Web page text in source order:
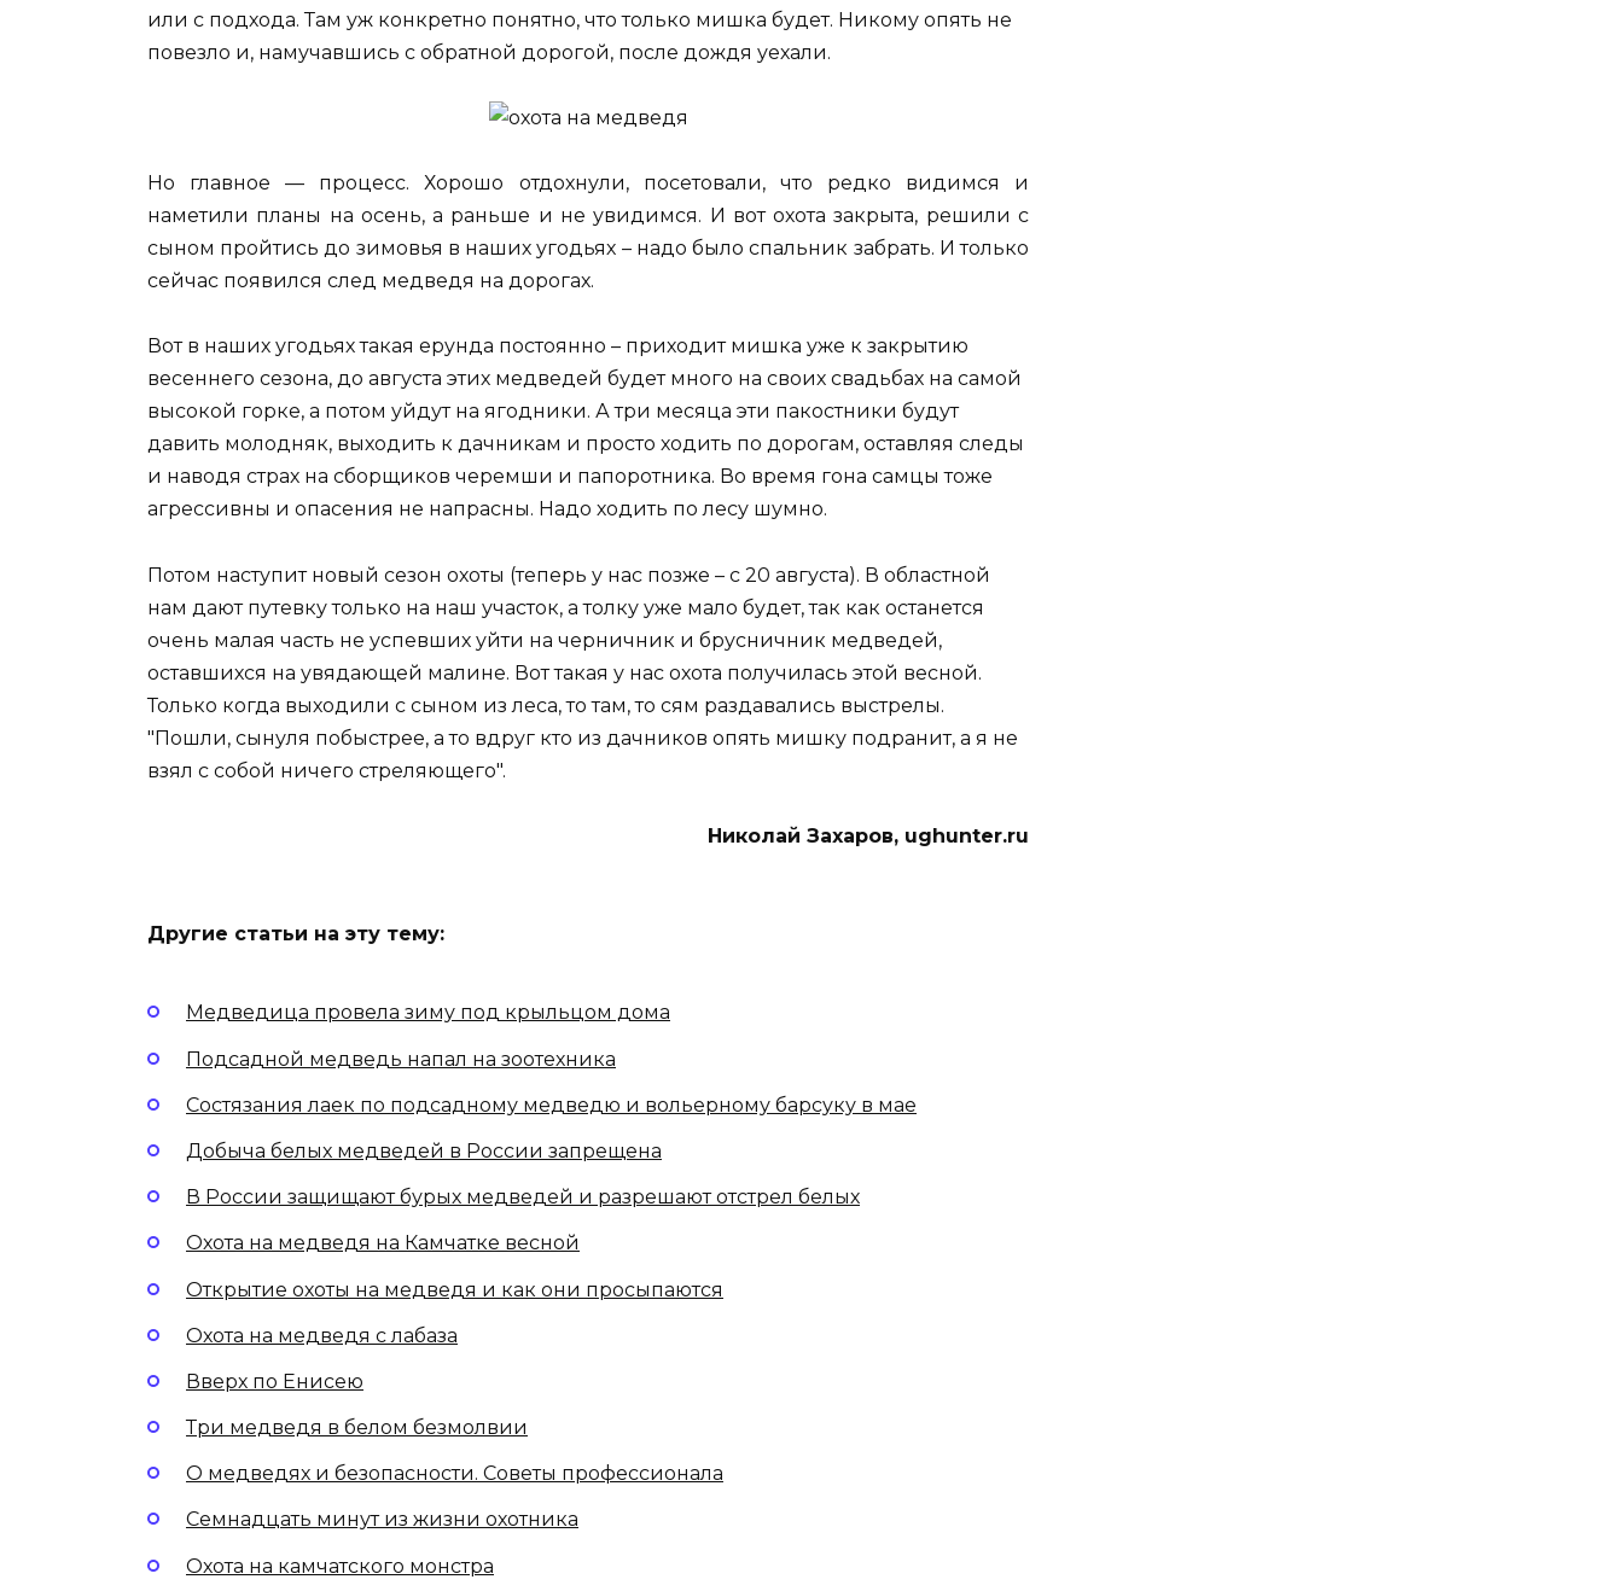
или с подхода. Там уж конкретно понятно, что только мишка будет. Никому опять не
повезло и, намучавшись с обратной дорогой, после дождя уехали.
Но главное — процесс. Хорошо отдохнули, посетовали, что редко видимся и
наметили планы на осень, а раньше и не увидимся. И вот охота закрыта, решили с
сыном пройтись до зимовья в наших угодьях – надо было спальник забрать. И только
сейчас появился след медведя на дорогах.
Вот в наших угодьях такая ерунда постоянно – приходит мишка уже к закрытию
весеннего сезона, до августа этих медведей будет много на своих свадьбах на самой
высокой горке, а потом уйдут на ягодники. А три месяца эти пакостники будут
давить молодняк, выходить к дачникам и просто ходить по дорогам, оставляя следы
и наводя страх на сборщиков черемши и папоротника. Во время гона самцы тоже
агрессивны и опасения не напрасны. Надо ходить по лесу шумно.
Потом наступит новый сезон охоты (теперь у нас позже – с 20 августа). В областной
нам дают путевку только на наш участок, а толку уже мало будет, так как останется
очень малая часть не успевших уйти на черничник и брусничник медведей,
оставшихся на увядающей малине. Вот такая у нас охота получилась этой весной.
Только когда выходили с сыном из леса, то там, то сям раздавались выстрелы.
"Пошли, сынуля побыстрее, а то вдруг кто из дачников опять мишку подранит, а я не
взял с собой ничего стреляющего".
Николай Захаров, ughunter.ru
Другие статьи на эту тему:
Медведица провела зиму под крыльцом дома
Подсадной медведь напал на зоотехника
Состязания лаек по подсадному медведю и вольерному барсуку в мае
Добыча белых медведей в России запрещена
В России защищают бурых медведей и разрешают отстрел белых
Охота на медведя на Камчатке весной
Открытие охоты на медведя и как они просыпаются
Охота на медведя с лабаза
Вверх по Енисею
Три медведя в белом безмолвии
О медведях и безопасности. Советы профессионала
Семнадцать минут из жизни охотника
Охота на камчатского монстра